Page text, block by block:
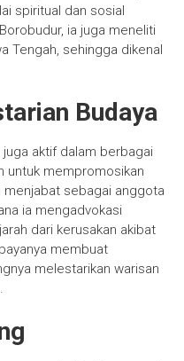
spiritual dan sosial
ia juga meneliti
Tengah, sehingga dikenal
Budaya
aktif dalam berbagai
untuk mempromosikan
menjabat sebagai anggota
ia mengadvokasi
dari kerusakan akibat
membuat
melestarikan warisan